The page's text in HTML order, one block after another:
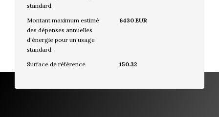
standard
Montant maximum estimé
des dépenses annuelles
d'énergie pour un usage
standard
6430 EUR
Surface de référence 150.32